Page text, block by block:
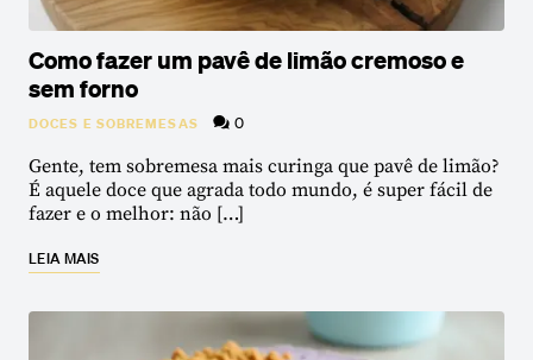
Como fazer um pavê de limão cremoso e
sem forno
DOCES E SOBREMESAS 0
Gente, tem sobremesa mais curinga que pavê de limão?
É aquele doce que agrada todo mundo, é super fácil de
fazer e o melhor: não […]
LEIA MAIS